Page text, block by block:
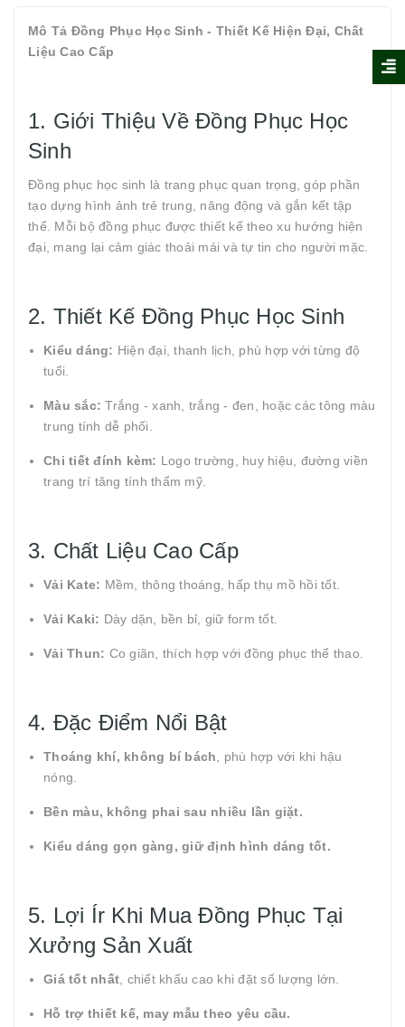
Mô Tả Đồng Phục Học Sinh - Thiết Kế Hiện Đại, Chất
Liệu Cao Cấp
1. Giới Thiệu Về Đồng Phục Học
Sinh
Đồng phục học sinh là trang phục quan trọng, góp phần
tạo dựng hình ảnh trẻ trung, năng động và gắn kết tập
thể. Mỗi bộ đồng phục được thiết kế theo xu hướng hiện
đại, mang lại cảm giác thoải mái và tự tin cho người mặc.
2. Thiết Kế Đồng Phục Học Sinh
Kiểu dáng: Hiện đại, thanh lịch, phù hợp với từng độ
tuổi.
Màu sắc: Trắng - xanh, trắng - đen, hoặc các tông màu
trung tính dễ phối.
Chi tiết đính kèm: Logo trường, huy hiệu, đường viền
trang trí tăng tính thẩm mỹ.
3. Chất Liệu Cao Cấp
Vải Kate: Mềm, thông thoáng, hấp thụ mồ hồi tốt.
Vải Kaki: Dày dặn, bền bỉ, giữ form tốt.
Vải Thun: Co giãn, thích hợp với đồng phục thể thao.
4. Đặc Điểm Nổi Bật
Thoáng khí, không bí bách , phù hợp với khi hậu
nóng.
Bền màu, không phai sau nhiều lần giặt.
Kiểu dáng gọn gàng, giữ định hình dáng tốt.
5. Lợi Ír Khi Mua Đồng Phục Tại
Xưởng Sản Xuất
Giá tốt nhất , chiết khấu cao khi đặt số lượng lớn.
Hỗ trợ thiết kế, may mẫu theo yêu cầu.